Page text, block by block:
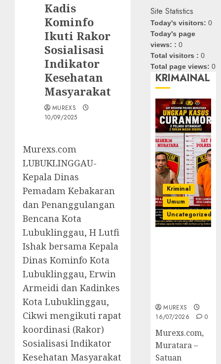
Kadis
Kominfo
Ikuti Rakor
Sosialisasi
Indikator
Kesehatan
Masyarakat
MUREXS
10/09/2025
Murexs.com
LUBUKLINGGAU-
Kepala Dinas
Pemadam Kebakaran
dan Penanggulangan
Bencana Kota
Lubuklinggau, H Lutfi
Ishak bersama Kepala
Dinas Kominfo Kota
Lubuklinggau, Erwin
Armeidi dan Kadinkes
Kota Lubuklinggau,
Cikwi mengikuti rapat
koordinasi (Rakor)
Sosialisasi Indikator
Kesehatan Masyarakat
Site Statistics
Today's visitors:0
Today's page
views: :0
Total visitors :0
Total page views:0
KRIMAINAL
Kriminal
Umum
Uncategorized
MUREXS
16/07/2026
0
Murexs.com,
Muratara –
Satuan